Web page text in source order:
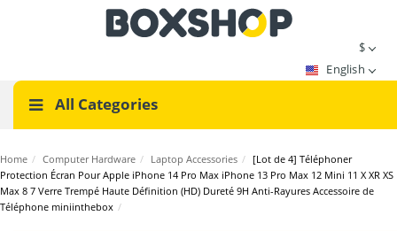
$
English
All Categories
Home / Computer Hardware / Laptop Accessories / [Lot de 4] Téléphoner
Protection Écran Pour Apple iPhone 14 Pro Max iPhone 13 Pro Max 12 Mini 11 X XR XS
Max 8 7 Verre Trempé Haute Définition (HD) Dureté 9H Anti-Rayures Accessoire de
Téléphone miniinthebox /